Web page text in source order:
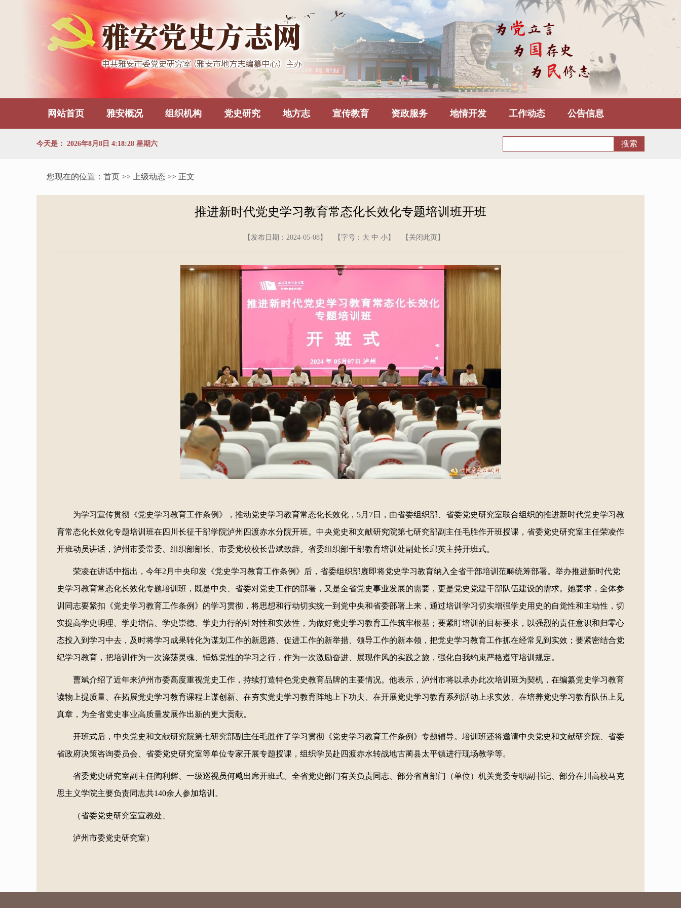
网站首页 雅安概况 组织机构 党史研究 地方志 宣传教育 资政服务 地情开发 工作动态 公告信息
今天是： 2026年8月8日 4:18:29 星期六
您现在的位置： 首页 >> 上级动态 >> 正文
推进新时代党史学习教育常态化长效化专题培训班开班
【发布日期：2024-05-08】 【字号： 大 中 小 】 【 关闭此页 】
为学习宣传贯彻《党史学习教育工作条例》，推动党史学习教育常态化长效化，5月7日，由省委组织部、省委党史研究室联合组织的推进新时代党史学习教
育常态化长效化专题培训班在四川长征干部学院泸州四渡赤水分院开班。中央党史和文献研究院第七研究部副主任毛胜作开班授课，省委党史研究室主任荣凌作
开班动员讲话，泸州市委常委、组织部部长、市委党校校长曹斌致辞。省委组织部干部教育培训处副处长邱英主持开班式。
荣凌在讲话中指出，今年2月中央印发《党史学习教育工作条例》后，省委组织部赓即将党史学习教育纳入全省干部培训范畴统筹部署。举办推进新时代党
史学习教育常态化长效化专题培训班，既是中央、省委对党史工作的部署，又是全省党史事业发展的需要，更是党史党建干部队伍建设的需求。她要求，全体参
训同志要紧扣《党史学习教育工作条例》的学习贯彻，将思想和行动切实统一到党中央和省委部署上来，通过培训学习切实增强学史用史的自觉性和主动性，切
实提高学史明理、学史增信、学史崇德、学史力行的针对性和实效性，为做好党史学习教育工作筑牢根基；要紧盯培训的目标要求，以强烈的责任意识和归零心
态投入到学习中去，及时将学习成果转化为谋划工作的新思路、促进工作的新举措、领导工作的新本领，把党史学习教育工作抓在经常见到实效；要紧密结合党
纪学习教育，把培训作为一次涤荡灵魂、锤炼党性的学习之行，作为一次激励奋进、展现作风的实践之旅，强化自我约束严格遵守培训规定。
曹斌介绍了近年来泸州市委高度重视党史工作，持续打造特色党史教育品牌的主要情况。他表示，泸州市将以承办此次培训班为契机，在编纂党史学习教育
读物上提质量、在拓展党史学习教育课程上谋创新、在夯实党史学习教育阵地上下功夫、在开展党史学习教育系列活动上求实效、在培养党史学习教育队伍上见
真章，为全省党史事业高质量发展作出新的更大贡献。
开班式后，中央党史和文献研究院第七研究部副主任毛胜作了学习贯彻《党史学习教育工作条例》专题辅导。培训班还将邀请中央党史和文献研究院、省委
省政府决策咨询委员会、省委党史研究室等单位专家开展专题授课，组织学员赴四渡赤水转战地古蔺县太平镇进行现场教学等。
省委党史研究室副主任陶利辉、一级巡视员何飚出席开班式。全省党史部门有关负责同志、部分省直部门（单位）机关党委专职副书记、部分在川高校马克
思主义学院主要负责同志共140余人参加培训。
（省委党史研究室宣教处、
泸州市委党史研究室）